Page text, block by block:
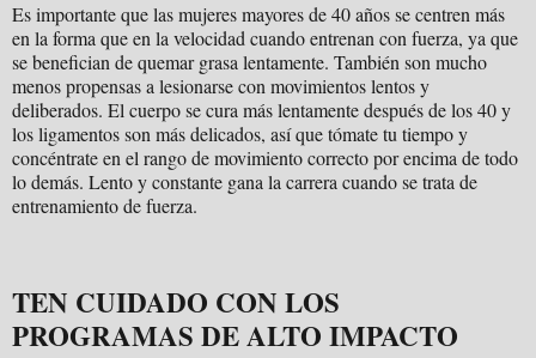
Es importante que las mujeres mayores de 40 años se centren más
en la forma que en la velocidad cuando entrenan con fuerza, ya que
se benefician de quemar grasa lentamente. También son mucho
menos propensas a lesionarse con movimientos lentos y
deliberados. El cuerpo se cura más lentamente después de los 40 y
los ligamentos son más delicados, así que tómate tu tiempo y
concéntrate en el rango de movimiento correcto por encima de todo
lo demás. Lento y constante gana la carrera cuando se trata de
entrenamiento de fuerza.
TEN CUIDADO CON LOS
PROGRAMAS DE ALTO IMPACTO